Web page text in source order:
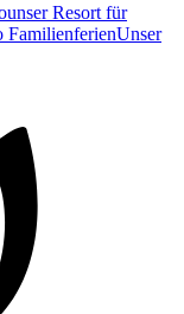
unser Resort für
FamilienferienUnser